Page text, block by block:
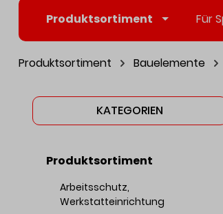
Produktsortiment Für
Produktsortiment Bauelemente
KATEGORIEN
Produktsortiment
Arbeitsschutz,
Werkstatteinrichtung